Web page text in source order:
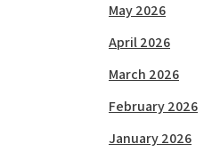
May 2026
April 2026
March 2026
February 2026
January 2026